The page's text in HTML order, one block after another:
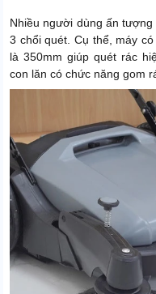
Nhiều người dùng ấn
3 chổi quét. Cụ thể, máy
là 350mm giúp quét rác
con lăn có chức năng gom